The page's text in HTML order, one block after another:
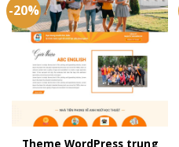
-20%
Theme WordPress trung